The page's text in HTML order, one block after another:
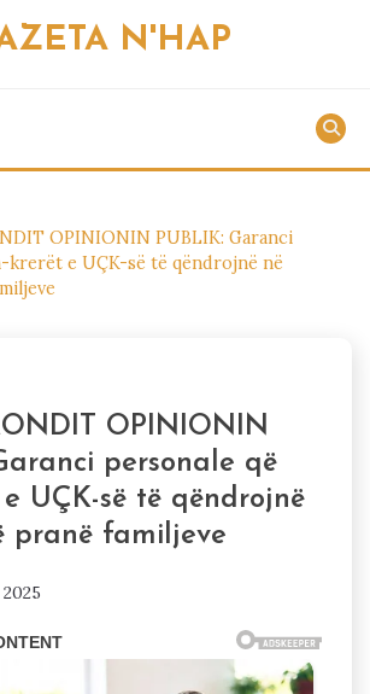
N'HAP
OPINIONIN PUBLIK: Garanci
krerët e UÇK-së të qëndrojnë në
OPINIONIN
personale që
UÇK-së të qëndrojnë
pranë familjeve